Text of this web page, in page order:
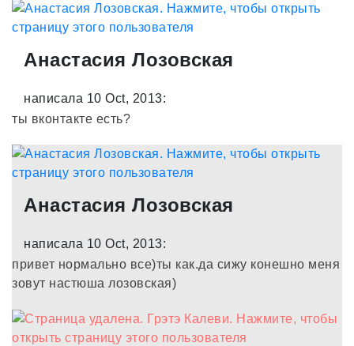
Анастасия Лозовская
написала 10 Oct, 2013:
ты вконтакте есть?
Анастасия Лозовская
написала 10 Oct, 2013:
привет нормально все)ты как.да сижу конешно меня
зовут настюша лозовская)